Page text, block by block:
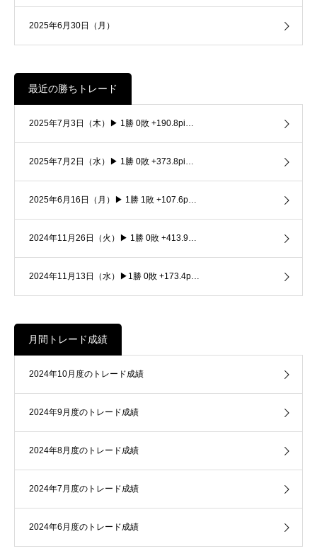
2025年6月30日（月）
最近の勝ちトレード
2025年7月3日（木）▶ 1勝 0敗 +190.8pi…
2025年7月2日（水）▶ 1勝 0敗 +373.8pi…
2025年6月16日（月）▶ 1勝 1敗 +107.6p…
2024年11月26日（火）▶ 1勝 0敗 +413.9…
2024年11月13日（水）▶1勝 0敗 +173.4p…
月間トレード成績
2024年10月度のトレード成績
2024年9月度のトレード成績
2024年8月度のトレード成績
2024年7月度のトレード成績
2024年6月度のトレード成績